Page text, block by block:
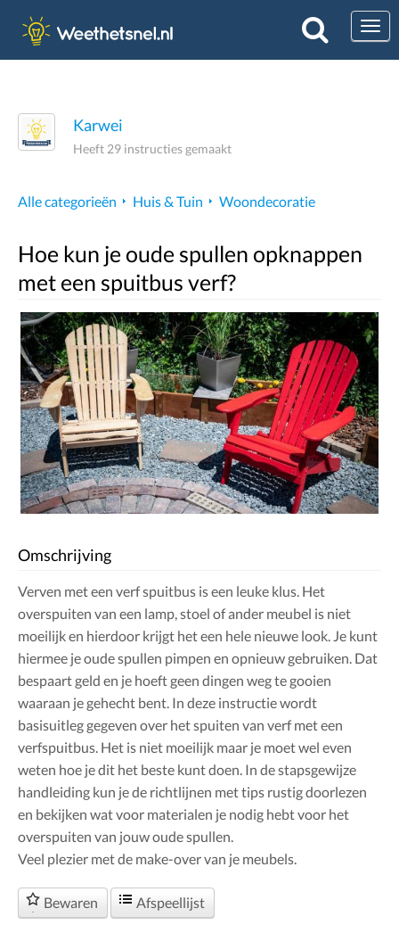
Karwei
Heeft 29 instructies gemaakt
Alle categorieën Huis & Tuin Woondecoratie
Hoe kun je oude spullen opknappen
met een spuitbus verf?
Omschrijving
Verven met een verf spuitbus is een leuke klus. Het
overspuiten van een lamp, stoel of ander meubel is niet
moeilijk en hierdoor krijgt het een hele nieuwe look. Je kunt
hiermee je oude spullen pimpen en opnieuw gebruiken. Dat
bespaart geld en je hoeft geen dingen weg te gooien
waaraan je gehecht bent. In deze instructie wordt
basisuitleg gegeven over het spuiten van verf met een
verfspuitbus. Het is niet moeilijk maar je moet wel even
weten hoe je dit het beste kunt doen. In de stapsgewijze
handleiding kun je de richtlijnen met tips rustig doorlezen
en bekijken wat voor materialen je nodig hebt voor het
overspuiten van jouw oude spullen.
Veel plezier met de make-over van je meubels.
Bewaren Afspeellijst